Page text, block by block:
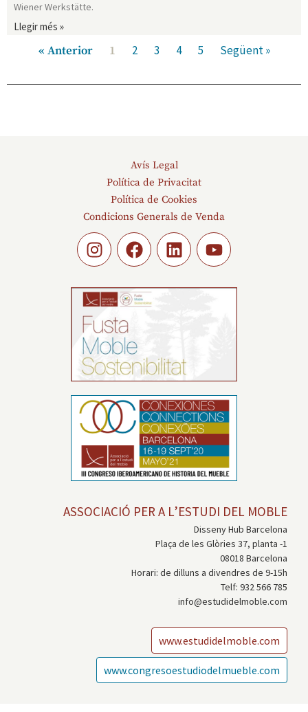
Wiener Werkstätte.
Llegir més »
« Anterior 1 2 3 4 5 Següent »
Avís Legal
Política de Privacitat
Política de Cookies
Condicions Generals de Venda
ASSOCIACIÓ PER A L’ESTUDI DEL MOBLE
Disseny Hub Barcelona
Plaça de les Glòries 37, planta -1
08018 Barcelona
Horari: de dilluns a divendres de 9-15h
Telf: 932 566 785
info@estudidelmoble.com
www.estudidelmoble.com
www.congresoestudiodelmueble.com